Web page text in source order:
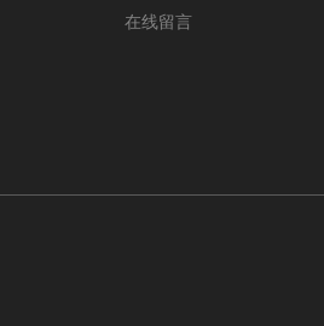
在线留言